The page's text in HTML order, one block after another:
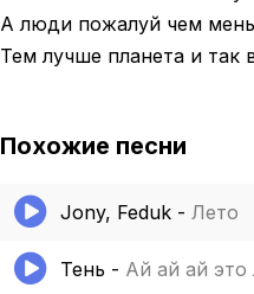
А люди пожалуй чем
Тем лучше планета и так
Похожие песни
Jony, Feduk - Лето
Тень - Ай ай ай это